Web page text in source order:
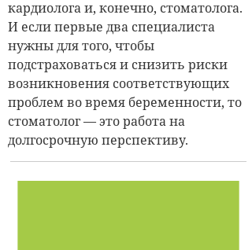
кардиолога и, конечно, стоматолога.
И если первые два специалиста
нужны для того, чтобы
подстраховаться и снизить риски
возникновения соответствующих
проблем во время беременности, то
стоматолог — это работа на
долгосрочную перспективу.